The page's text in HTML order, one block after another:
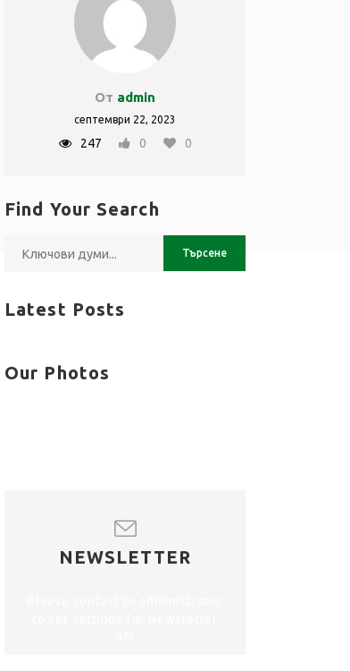
От admin
септември 22, 2023
247 0 0
Find Your Search
Latest Posts
Our Photos
NEWSLETTER